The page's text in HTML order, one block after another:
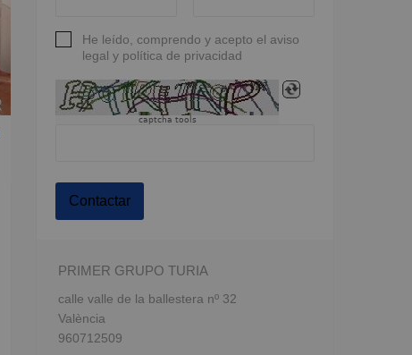
He leído, comprendo y acepto el aviso
legal y política de privacidad
captcha tools
Contactar
PRIMER GRUPO TURIA
calle valle de la ballestera nº 32
València
960712509